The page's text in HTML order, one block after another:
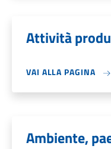
Attività
VAI ALLA PAGINA
Ambiente,